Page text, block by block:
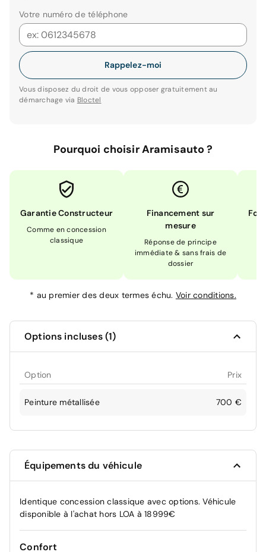
Votre numéro de téléphone
Rappelez-moi
Vous disposez du droit de vous opposer gratuitement au
démarchage via Bloctel
Pourquoi choisir Aramisauto ?
Garantie Constructeur
Comme en concession
classique
Financement sur
mesure
Réponse de principe
immédiate & sans frais de
dossier
* au premier des deux termes échu. Voir conditions.
Options incluses (1)
Option Prix
Peinture métallisée 700 €
Équipements du véhicule
Identique concession classique avec options. Véhicule
disponible à l'achat hors LOA à 18999€
Confort